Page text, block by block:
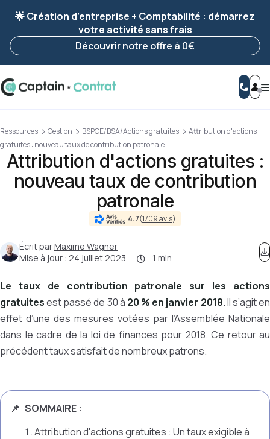
enregistrée 🚀
Reprendre ma démarche
🌟 Création d’entreprise + Comptabilité : démarrez
votre activité sans frais
Découvrir notre offre à 0€
Ressources Gestion BSPCE/BSA/Actions gratuites
Attribution d'actions
gratuites : nouveau taux de contribution patronale
Attribution d'actions gratuites :
nouveau taux de contribution
patronale
4.7(1709 avis)
Écrit parMaxime Wagner
Mise à jour : 24 juillet 2023 1 min
Le taux de contribution patronale sur les actions
gratuitesest passé de 30 à 20 % en janvier 2018. Il s’agit en
effet d’une des mesures votées par l’Assemblée Nationale
dans le cadre de la loi de finances pour 2018. Ce retour au
précédent taux satisfait de nombreux patrons.
SOMMAIRE :
Attribution d'actions gratuites : Un taux exigible à